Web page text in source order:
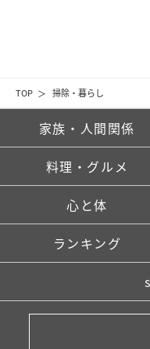
TOP 掃除・暮らし
家族・人間関係
料理・グルメ
心と体
ランキング